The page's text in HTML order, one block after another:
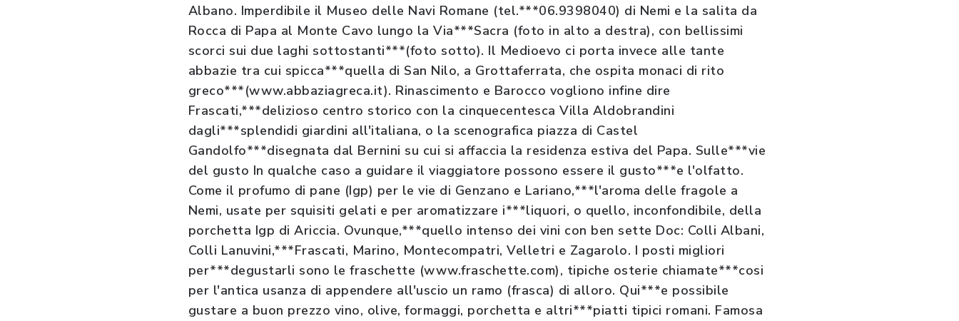
Albano. Imperdibile il Museo delle Navi Romane (tel.***06.9398040) di Nemi e la salita da
Rocca di Papa al Monte Cavo lungo la Via***Sacra (foto in alto a destra), con bellissimi
scorci sui due laghi sottostanti***(foto sotto). Il Medioevo ci porta invece alle tante
abbazie tra cui spicca***quella di San Nilo, a Grottaferrata, che ospita monaci di rito
greco***(www.abbaziagreca.it). Rinascimento e Barocco vogliono infine dire
Frascati,***delizioso centro storico con la cinquecentesca Villa Aldobrandini
dagli***splendidi giardini all'italiana, o la scenografica piazza di Castel
Gandolfo***disegnata dal Bernini su cui si affaccia la residenza estiva del Papa. Sulle***vie
del gusto In qualche caso a guidare il viaggiatore possono essere il gusto***e l'olfatto.
Come il profumo di pane (Igp) per le vie di Genzano e Lariano,***l'aroma delle fragole a
Nemi, usate per squisiti gelati e per aromatizzare i***liquori, o quello, inconfondibile, della
porchetta Igp di Ariccia. Ovunque,***quello intenso dei vini con ben sette Doc: Colli Albani,
Colli Lanuvini,***Frascati, Marino, Montecompatri, Velletri e Zagarolo. I posti migliori
per***degustarli sono le fraschette (www.fraschette.com), tipiche osterie chiamate***cosi
per l'antica usanza di appendere all'uscio un ramo (frasca) di alloro. Qui***e possibile
gustare a buon prezzo vino, olive, formaggi, porchetta e altri***piatti tipici romani. Famosa